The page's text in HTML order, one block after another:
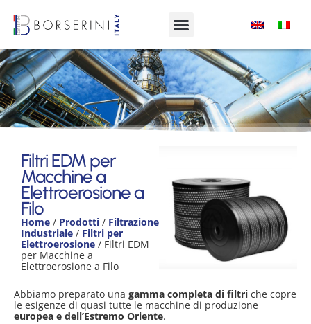
Elettroerosione a Filo
Product Range
Filtri EDM per
Macchine a
Elettroerosione a
Filo
Home / Prodotti / Filtrazione
Industriale / Filtri per
Elettroerosione / Filtri EDM
per Macchine a
Elettroerosione a Filo
Abbiamo preparato una gamma completa di filtri che copre
le esigenze di quasi tutte le macchine di produzione
europea e dell’Estremo Oriente.